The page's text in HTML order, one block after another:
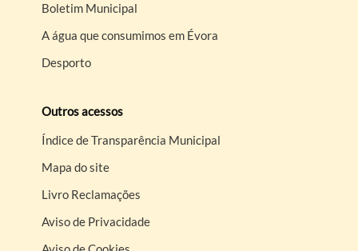
Boletim Municipal
A água que consumimos em Évora
Desporto
Outros acessos
Índice de Transparência Municipal
Mapa do site
Livro Reclamações
Aviso de Privacidade